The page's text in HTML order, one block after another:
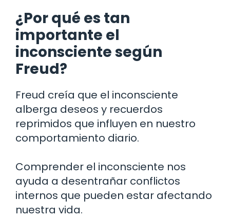
¿Por qué es tan
importante el
inconsciente según
Freud?
Freud creía que el inconsciente
alberga deseos y recuerdos
reprimidos que influyen en nuestro
comportamiento diario.
Comprender el inconsciente nos
ayuda a desentrañar conflictos
internos que pueden estar afectando
nuestra vida.